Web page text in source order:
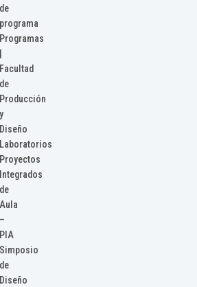
de
programa
Programas
Facultad
de
Producción
y
Diseño
Laboratorios
Proyectos
Integrados
de
Aula
–
PIA
Simposio
de
Diseño